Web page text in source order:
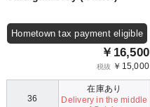
Hometown tax payment eligible
￥16,500
税抜 ￥15,000
36
在庫あり
Delivery in the middle